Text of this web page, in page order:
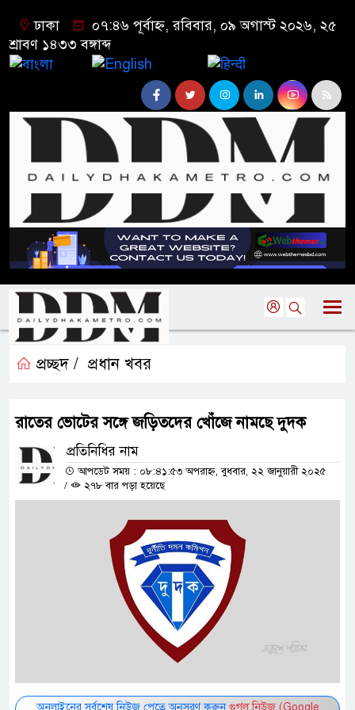
ঢাকা
০৭:৪৬ পূর্বাহ্ন, রবিবার, ০৯ অগাস্ট ২০২৬, ২৫
শ্রাবণ ১৪৩৩ বঙ্গাব্দ
প্রচ্ছদ / প্রধান খবর
রাতের ভোটের সঙ্গে জড়িতদের খোঁজে নামছে দুদক
প্রতিনিধির নাম
আপডেট সময় : ০৮:৪১:৫৩ অপরাহ্ন, বুধবার, ২২ জানুয়ারী ২০২৫
/
২৭৮ বার পড়া হয়েছে
অনলাইনের সর্বশেষ নিউজ পেতে অনুসরণ করুন গুগল নিউজ (Google